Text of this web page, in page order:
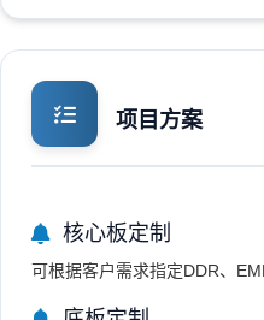
项目方案
核心板定制
可根据客户需求指定DDR、